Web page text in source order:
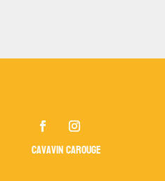
Cavavin Carouge